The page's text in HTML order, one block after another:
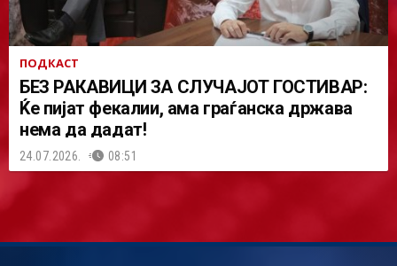
ПОДКАСТ
БЕЗ РАКАВИЦИ ЗА СЛУЧАЈОТ ГОСТИВАР:
Ќе пијат фекалии, ама граѓанска држава
нема да дадат!
24.07.2026. 08:51